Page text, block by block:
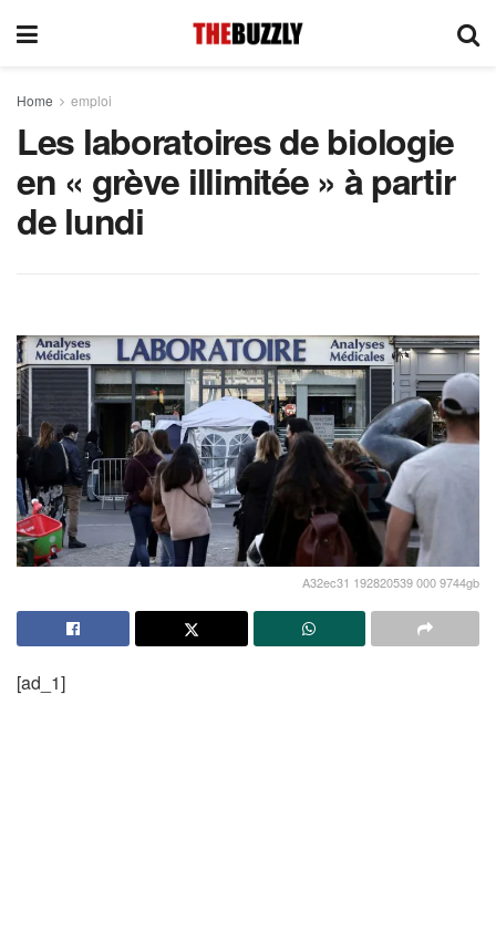
Home emploi
Les laboratoires de biologie
en « grève illimitée » à partir
de lundi
A32ec31 192820539 000 9744gb
[ad_1]